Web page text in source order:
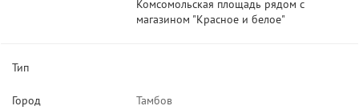
Комсомольская площадь рядом с
магазином "Красное и белое"
Тип
Город Тамбов